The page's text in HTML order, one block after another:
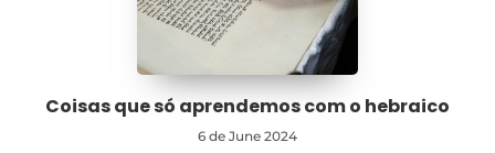
Coisas que só aprendemos com o hebraico
6 de June 2024